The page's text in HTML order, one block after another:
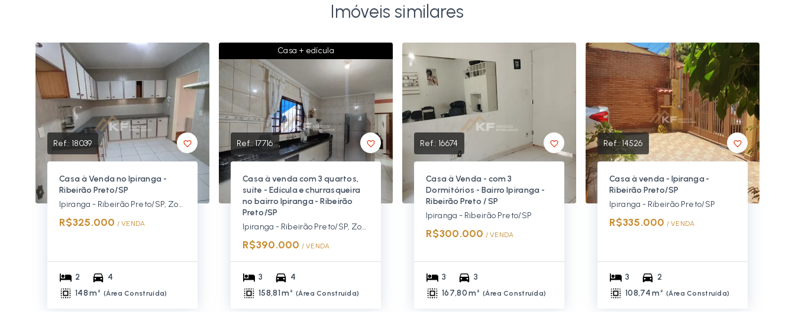
Imóveis similares
Ref.: 18039
Casa à Venda no Ipiranga -
Ribeirão Preto/SP
Ipiranga - Ribeirão Preto/SP, Zona Norte
R$325.000 / VENDA
2
4
148 m² (Área Construída)
Casa + edícula
Ref.:17716
Casa à venda com 3 quartos,
suíte - Edícula e churrasqueira
no bairro Ipiranga - Ribeirão
Preto/SP
Ipiranga - Ribeirão Preto/SP, Zona Norte
R$390.000 / VENDA
3
4
158,81 m² (Área Construída)
Ref.: 16674
Casa à Venda - com 3
Dormitórios - Bairro Ipiranga -
Ribeirão Preto / SP
Ipiranga - Ribeirão Preto/SP
R$300.000 / VENDA
3
3
167,80 m² (Área Construída)
Ref.:14526
Casa à venda - Ipiranga -
Ribeirão Preto/SP
Ipiranga - Ribeirão Preto/SP
R$335.000 / VENDA
3
2
108,74 m² (Área Construída)